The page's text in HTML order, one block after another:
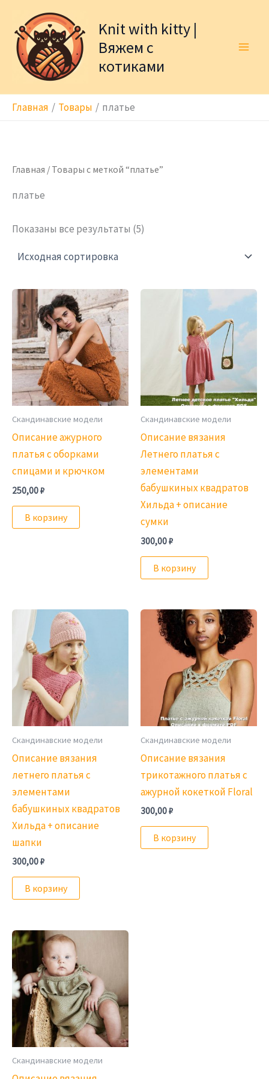
содержимому
Knit with kitty |
Вяжем с
котиками
Главная Товары платье
Главная / Товары с меткой “платье”
платье
Показаны все результаты (5)
Скандинавские модели
Описание ажурного
платья с оборками
спицами и крючком
250,00₽
В корзину
Скандинавские модели
Описание вязания
Летнего платья с
элементами
бабушкиных квадратов
Хильда + описание
сумки
300,00₽
В корзину
Скандинавские модели
Описание вязания
летнего платья с
элементами
бабушкиных квадратов
Хильда + описание
шапки
300,00₽
В корзину
Скандинавские модели
Описание вязания
трикотажного платья с
ажурной кокеткой Floral
300,00₽
В корзину
Скандинавские модели